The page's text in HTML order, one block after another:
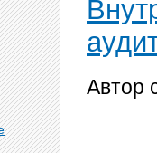
Автор